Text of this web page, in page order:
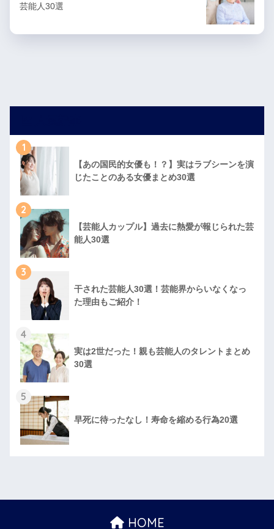
芸能人30選
1
【あの国民的女優も！？】実はラブシーンを演
じたことのある女優まとめ30選
2
【芸能人カップル】過去に熱愛が報じられた芸
能人30選
3
干された芸能人30選！芸能界からいなくなっ
た理由もご紹介！
4
実は2世だった！親も芸能人のタレントまとめ
30選
5
早死に待ったなし！寿命を縮める行為20選
HOME